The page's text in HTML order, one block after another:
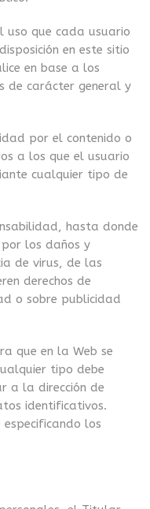
uso que cada usuario
en este sitio
en base a los
de carácter general y
por el contenido o
a los que el usuario
cualquier tipo de
hasta donde
los daños y
de virus, de las
derechos de
o sobre publicidad
que en la Web se
tipo debe
a la dirección de
identificativos.
los